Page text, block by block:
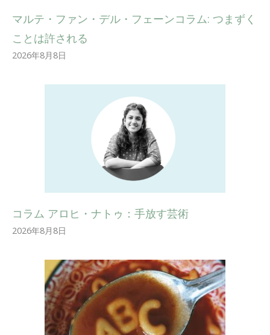
マルテ・ファン・デル・フェーンコラム: つまずく
ことは許される
2026年8月8日
コラム アロヒ・ナトゥ：手放す芸術
2026年8月8日